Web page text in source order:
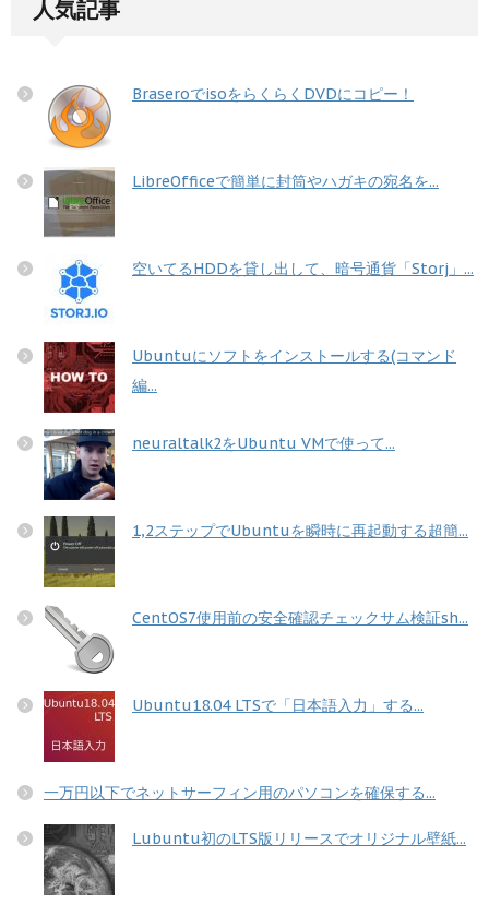
人気記事
BraseroでisoをらくらくDVDにコピー！
LibreOfficeで簡単に封筒やハガキの宛名を...
空いてるHDDを貸し出して、暗号通貨「Storj」...
Ubuntuにソフトをインストールする(コマンド
編...
neuraltalk2をUbuntu VMで使って...
1,2ステップでUbuntuを瞬時に再起動する超簡...
CentOS7使用前の安全確認チェックサム検証sh...
Ubuntu18.04 LTSで「日本語入力」する...
一万円以下でネットサーフィン用のパソコンを確保する...
Lubuntu初のLTS版リリースでオリジナル壁紙...